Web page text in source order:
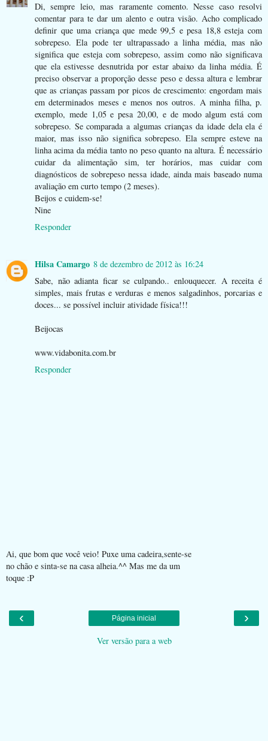
Di, sempre leio, mas raramente comento. Nesse caso resolvi
comentar para te dar um alento e outra visão. Acho complicado
definir que uma criança que mede 99,5 e pesa 18,8 esteja com
sobrepeso. Ela pode ter ultrapassado a linha média, mas não
significa que esteja com sobrepeso, assim como não significava
que ela estivesse desnutrida por estar abaixo da linha média. É
preciso observar a proporção desse peso e dessa altura e lembrar
que as crianças passam por picos de crescimento: engordam mais
em determinados meses e menos nos outros. A minha filha, p.
exemplo, mede 1,05 e pesa 20,00, e de modo algum está com
sobrepeso. Se comparada a algumas crianças da idade dela ela é
maior, mas isso não significa sobrepeso. Ela sempre esteve na
linha acima da média tanto no peso quanto na altura. É necessário
cuidar da alimentação sim, ter horários, mas cuidar com
diagnósticos de sobrepeso nessa idade, ainda mais baseado numa
avaliação em curto tempo (2 meses).
Beijos e cuidem-se!
Nine
Responder
Hilsa Camargo 8 de dezembro de 2012 às 16:24
Sabe, não adianta ficar se culpando.. enlouquecer. A receita é
simples, mais frutas e verduras e menos salgadinhos, porcarias e
doces... se possível incluir atividade física!!!
Beijocas
www.vidabonita.com.br
Responder
Ai, que bom que você veio! Puxe uma cadeira,sente-se
no chão e sinta-se na casa alheia.^^ Mas me da um
toque :P
‹ ›
Página inicial
Ver versão para a web